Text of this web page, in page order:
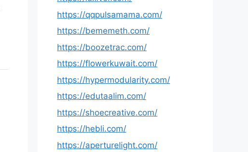
https://qqpulsamama.com/
https://bememeth.com/
https://boozetrac.com/
https://flowerkuwait.com/
https://hypermodularity.com/
https://edutaalim.com/
https://shoecreative.com/
https://hebli.com/
https://aperturelight.com/